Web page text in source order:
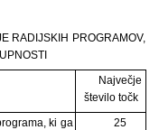
RADIJSKIH PROGRAMOV,
Največje
število točk
ki ga
25